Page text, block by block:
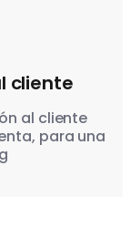
cliente
al cliente
para una